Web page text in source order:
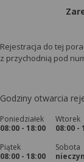
Rejestracja do tej
z przychodnią pod
Godziny otwarcia
Poniedziałek
08:00 - 18:00
Wtorek
08:00 -
Piątek
08:00 - 18:00
Sobota